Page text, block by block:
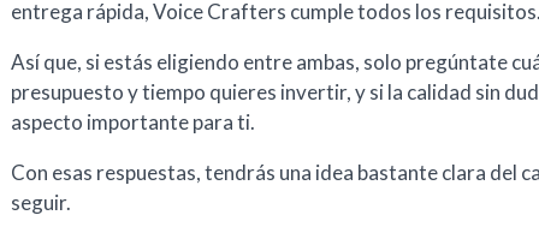
entrega rápida, Voice Crafters cumple todos los
Así que, si estás eligiendo entre ambas, solo pregúntate
presupuesto y tiempo quieres invertir, y si la calidad sin
aspecto importante para ti.
Con esas respuestas, tendrás una idea bastante clara del
seguir.